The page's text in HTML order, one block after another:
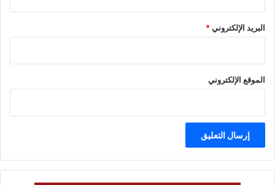
البريد الإلكتروني*
الموقع الإلكتروني